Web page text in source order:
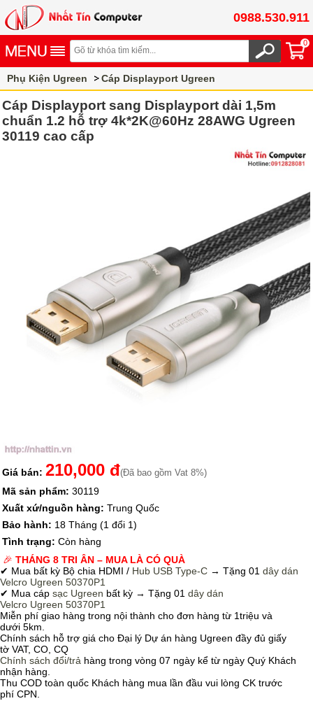
0988.530.911
0
Phụ Kiện Ugreen Cáp Displayport Ugreen
Cáp Displayport sang Displayport dài 1,5m
chuẩn 1.2 hỗ trợ 4k*2K@60Hz 28AWG Ugreen
30119 cao cấp
Giá bán: 210,000 đ(Đã bao gồm Vat 8%)
Mã sản phẩm: 30119
Xuất xứ/nguồn hàng: Trung Quốc
Bảo hành: 18 Tháng (1 đổi 1)
Tình trạng: Còn hàng
🎉 THÁNG 8 TRI ÂN – MUA LÀ CÓ QUÀ
✔ Mua bất kỳ Bộ chia HDMI / Hub USB Type-C → Tặng 01 dây dán
Velcro Ugreen 50370P1
✔ Mua cáp sạc Ugreen bất kỳ → Tặng 01 dây dán
Velcro Ugreen 50370P1
Miễn phí giao hàng trong nội thành cho đơn hàng từ 1triệu và
dưới 5km.
Chính sách hỗ trợ giá cho Đại lý Dự án hàng Ugreen đầy đủ giấy
tờ VAT, CO, CQ
Chính sách đổi/trả hàng trong vòng 07 ngày kể từ ngày Quý Khách
nhận hàng.
Thu COD toàn quốc Khách hàng mua lần đầu vui lòng CK trước
phí CPN.